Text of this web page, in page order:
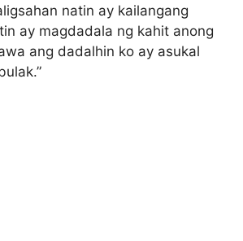
natin ay kailangang
ay magdadala ng kahit anong
ang dadalhin ko ay asukal